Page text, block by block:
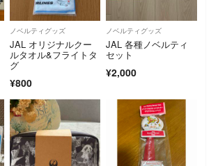
ノベルティグッズ
JAL オリジナルクー
ルタオル&フライトタ
グ
¥800
ノベルティグッズ
JAL 各種ノベルティ
セット
¥2,000